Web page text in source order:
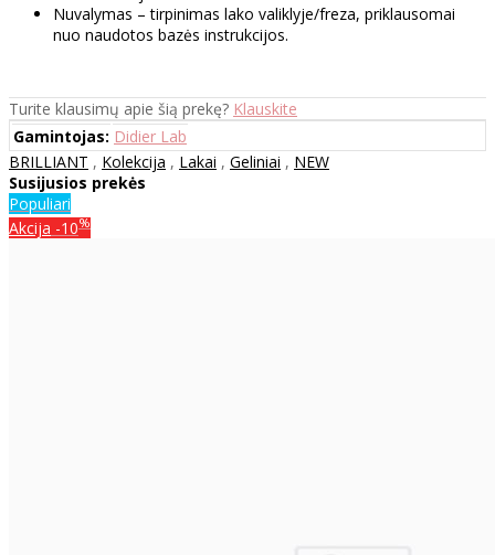
Nuvalymas – tirpinimas lako valiklyje/freza, priklausomai
nuo naudotos bazės instrukcijos.
Turite klausimų apie šią prekę? Klauskite
Gamintojas: Didier Lab
BRILLIANT , Kolekcija , Lakai , Geliniai , NEW
Susijusios prekės
Populiari
Akcija -10%